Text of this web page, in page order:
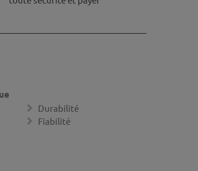
Durabilité
Fiabilité